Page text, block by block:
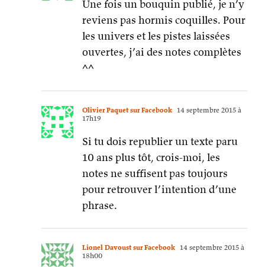
Une fois un bouquin publié, je n’y
reviens pas hormis coquilles. Pour
les univers et les pistes laissées
ouvertes, j’ai des notes complètes
^^
Olivier Paquet sur Facebook 14 septembre 2015 à
17h19
Si tu dois republier un texte paru
10 ans plus tôt, crois-moi, les
notes ne suffisent pas toujours
pour retrouver l’intention d’une
phrase.
Lionel Davoust sur Facebook 14 septembre 2015 à
18h00